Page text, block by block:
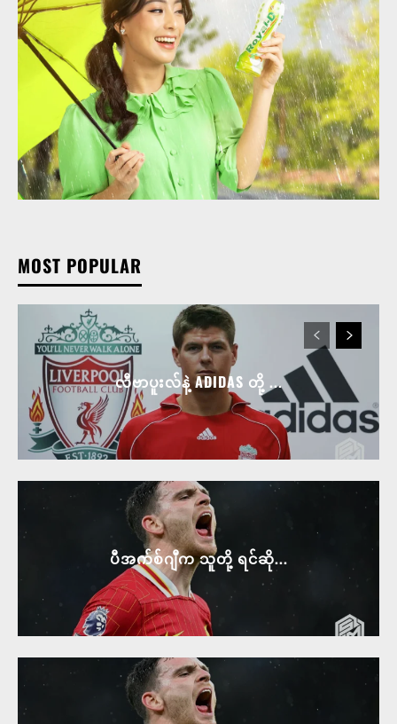
MOST POPULAR
လီဗာပူးလ်နဲ့ ADIDAS တို့ ...
ပီအက်စ်ဂျီက သူတို့ ရင်ဆို...